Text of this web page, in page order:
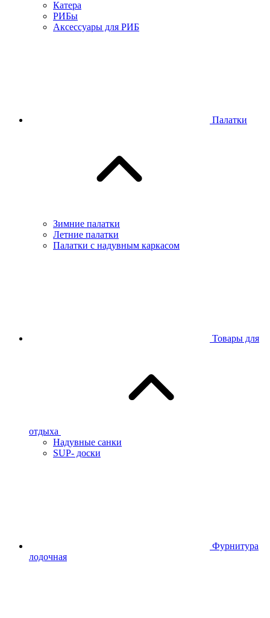
Катера
РИБы
Аксессуары для РИБ
Палатки
Зимние палатки
Летние палатки
Палатки с надувным каркасом
Товары для
отдыха
Надувные санки
SUP- доски
Фурнитура
лодочная